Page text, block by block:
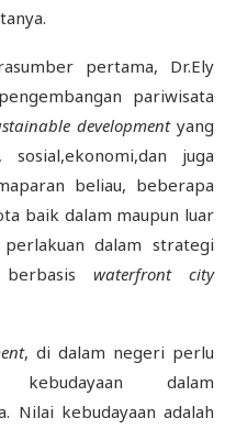
pertama, Dr.Ely
pariwisata
developmentyang
juga
beliau, beberapa
baik dalam maupun luar
dalam strategi
berbasis waterfront city
, di dalam negeri perlu
kebudayaan dalam
Nilai kebudayaan adalah